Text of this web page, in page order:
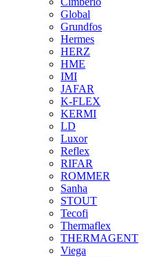
Global
Grundfos
Hermes
HERZ
HME
IMI
JAFAR
K-FLEX
KERMI
LD
Luxor
Reflex
RIFAR
ROMMER
Sanha
STOUT
Tecofi
Thermaflex
THERMAGENT
Viega